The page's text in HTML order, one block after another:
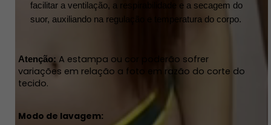
facilitar a ventilação, a respirabilidade e a secagem do
suor, auxiliando na regulação e temperatura do corpo.
Atenção: A estampa ou cor poderão sofrer
variações em relação a foto em razão do corte do
tecido.
Modo de lavagem: